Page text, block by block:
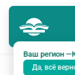
Колумбус
Подразделение:
Ваш регион —
Да, всё